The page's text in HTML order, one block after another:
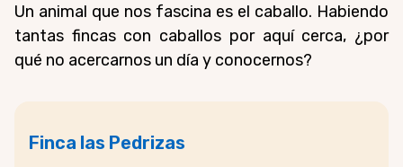
Un animal que nos fascina es el caballo. Habiendo
tantas fincas con caballos por aquí cerca, ¿por
qué no acercarnos un día y conocernos?
Finca las Pedrizas